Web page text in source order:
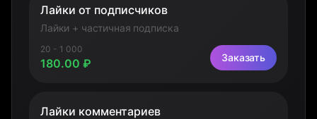
Лайки от подписчиков
Лайки + частичная подписка
20 - 1 000
180.00 ₽ Заказать
Лайки комментариев